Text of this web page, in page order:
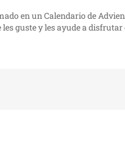
en un Calendario de
les guste y les ayude a